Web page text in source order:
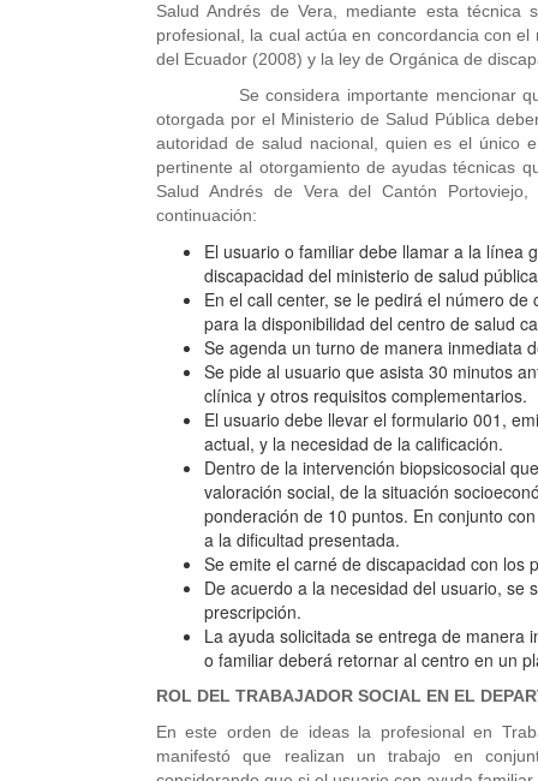
Salud Andrés de Vera, mediante esta técnica
profesional, la cual actúa en concordancia con
del Ecuador (2008) y la ley de Orgánica de
Se considera importante mencionar que
otorgada por el Ministerio de Salud Pública
autoridad de salud nacional, quien es el único
pertinente al otorgamiento de ayudas técnicas
Salud Andrés de Vera del Cantón
continuación:
El usuario o familiar debe llamar a la línea
discapacidad del ministerio de salud
En el call center, se le pedirá el número
para la disponibilidad del centro de salud
Se agenda un turno de manera inmediata
Se pide al usuario que asista 30 minutos
clínica y otros requisitos complementarios.
El usuario debe llevar el formulario 001,
actual, y la necesidad de la calificación.
Dentro de la intervención biopsicosocial
valoración social, de la situación
ponderación de 10 puntos. En conjunto
a la dificultad presentada.
Se emite el carné de discapacidad con los
De acuerdo a la necesidad del usuario, se
prescripción.
La ayuda solicitada se entrega de manera
o familiar deberá retornar al centro en un
ROL DEL TRABAJADOR SOCIAL EN EL
En este orden de ideas la profesional en
manifestó que realizan un trabajo en